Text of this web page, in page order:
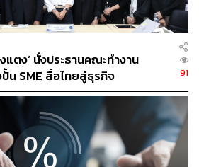
สนับสนุนการใช้เทคโนโลยี
ะสิทธิภาพในการดำเนินธุรกิจ ตลอด
ตรการด้านการลงทุนเทคโนโลยีค้า
ยชน์ด้านลดหย่อนภาษี
คมผู้ค้าปลีกไทยเชื่อว่า อุตสาหกรรม
ญในการขับเคลื่อนประเทศที่เชื่อม
ะยังเป็นแรงหนุน เศรษฐกิจไทยให้มี
ตง’ นั่งประธานคณะทำงาน
น SME สื่อไทยสู่ธุรกิจ
91